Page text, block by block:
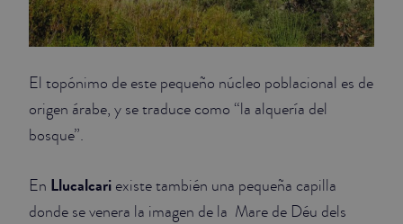
El topónimo de este pequeño núcleo poblacional es de
origen árabe, y se traduce como “la alquería del
bosque”.
En Llucalcari existe también una pequeña capilla
donde se venera la imagen de la Mare de Déu dels